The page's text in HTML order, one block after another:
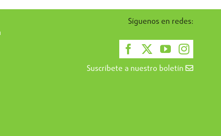
Síguenos en redes:
Suscríbete a nuestro boletín